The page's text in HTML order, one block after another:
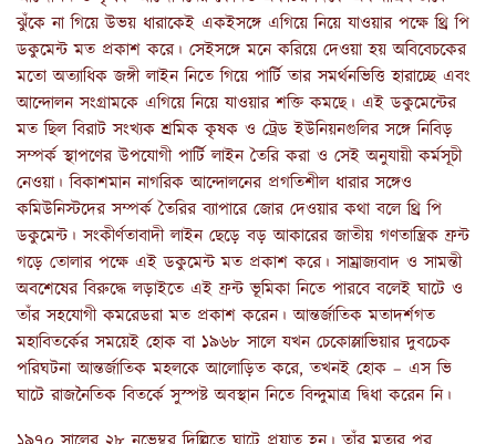
ঝুঁকে না গিয়ে উভয় ধারাকেই একইসঙ্গে এগিয়ে নিয়ে যাওয়ার পক্ষে থ্রি পি
ডকুমেন্ট মত প্রকাশ করে। সেইসঙ্গে মনে করিয়ে দেওয়া হয় অবিবেচকের
মতো অত্যাধিক জঙ্গী লাইন নিতে গিয়ে পার্টি তার সমর্থনভিত্তি হারাচ্ছে এবং
আন্দোলন সংগ্রামকে এগিয়ে নিয়ে যাওয়ার শক্তি কমছে। এই ডকুমেন্টের
মত ছিল বিরাট সংখ্যক শ্রমিক কৃষক ও ট্রেড ইউনিয়নগুলির সঙ্গে নিবিড়
সম্পর্ক স্থাপণের উপযোগী পার্টি লাইন তৈরি করা ও সেই অনুযায়ী কর্মসূচী
নেওয়া। বিকাশমান নাগরিক আন্দোলনের প্রগতিশীল ধারার সঙ্গেও
কমিউনিস্টদের সম্পর্ক তৈরির ব্যাপারে জোর দেওয়ার কথা বলে থ্রি পি
ডকুমেন্ট। সংকীর্ণতাবাদী লাইন ছেড়ে বড় আকারের জাতীয় গণতান্ত্রিক ফ্রন্ট
গড়ে তোলার পক্ষে এই ডকুমেন্ট মত প্রকাশ করে। সাম্রাজ্যবাদ ও সামন্তী
অবশেষের বিরুদ্ধে লড়াইতে এই ফ্রন্ট ভূমিকা নিতে পারবে বলেই ঘাটে ও
তাঁর সহযোগী কমরেডরা মত প্রকাশ করেন। আন্তর্জাতিক মতাদর্শগত
মহাবিতর্কের সময়েই হোক বা ১৯৬৮ সালে যখন চেকোস্লাভিয়ার দুবচেক
পরিঘটনা আন্তর্জাতিক মহলকে আলোড়িত করে, তখনই হোক – এস ভি
ঘাটে রাজনৈতিক বিতর্কে সুস্পষ্ট অবস্থান নিতে বিন্দুমাত্র দ্বিধা করেন নি।